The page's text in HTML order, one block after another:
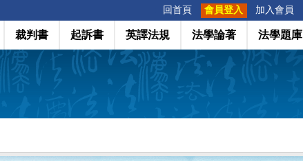
回首頁 會員登入 加入會員
裁判書 起訴書 英譯法規 法學論著 法學題庫